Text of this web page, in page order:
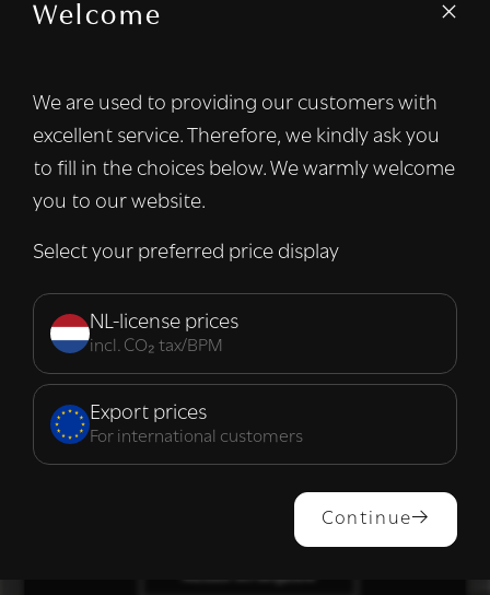
Welcome
We are used to providing our customers with
excellent service. Therefore, we kindly ask you
to fill in the choices below. We warmly welcome
you to our website.
Select your preferred price display
NL-license prices
incl. CO₂ tax/BPM
Export prices
For international customers
Continue
We gebruiken cookies om inhoud en
informatie over uw gebruik van onze site
met onze advertentie- en analysepartners,
die deze kunnen combineren met andere
informatie die u aan hen heeft verstrekt of
van hun diensten. Lees verder
Strikt
noodzakelijk
Prestatie Targeting
ALLES ACCEPTEREN